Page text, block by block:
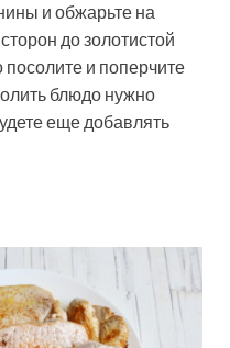
и обжарьте на
до золотистой
посолите и поперчите
блюдо нужно
еще добавлять